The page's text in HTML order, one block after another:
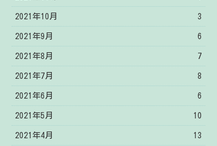
2021年10月 3
2021年9月 6
2021年8月 7
2021年7月 8
2021年6月 6
2021年5月 10
2021年4月 13